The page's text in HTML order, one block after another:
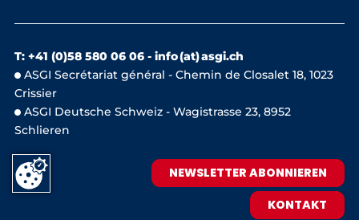
T: +41 (0)58 580 06 06 - info (at) asgi.ch
ASGI Secrétariat général - Chemin de Closalet 18, 1023
Crissier
ASGI Deutsche Schweiz - Wagistrasse 23, 8952
Schlieren
NEWSLETTER ABONNIEREN
KONTAKT